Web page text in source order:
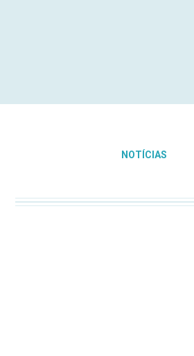
NOTÍCIAS